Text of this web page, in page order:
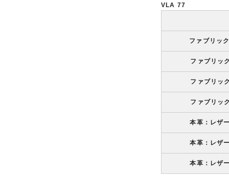
VLA 77
ファブリッ
ファブリッ
ファブリッ
ファブリッ
本革：レザ
本革：レザ
本革：レザ